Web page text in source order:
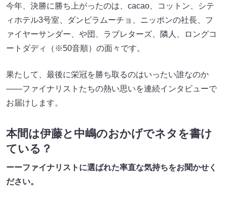
今年、決勝に勝ち上がったのは、cacao、コットン​​、シテ
ィホテル3号室​​、ダンビラムーチョ​​、ニッポンの社長、フ
ァイヤーサンダー、や団、ラブレターズ、隣人、ロングコ
ートダディ（※50音順）の面々です。
果たして、最後に栄冠を勝ち取るのはいったい誰なのか
――ファイナリストたちの熱い思いを連続インタビューで
お届けします。
本間は伊藤と中嶋のおかげでネタを書け
ている？
ーーファイナリストに選ばれた率直な気持ちをお聞かせく
ださい。